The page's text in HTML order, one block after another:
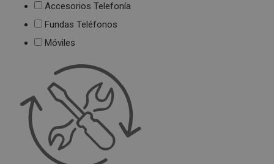
Accesorios Telefonía
Fundas Teléfonos
Móviles